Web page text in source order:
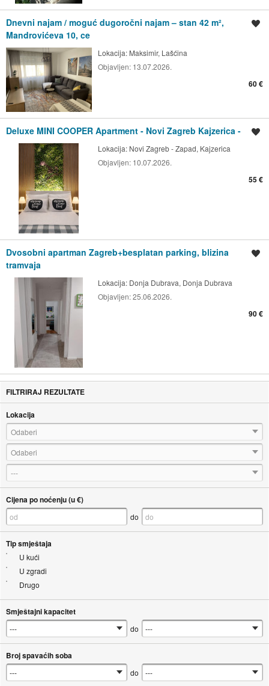
Dnevni najam / moguć dugoročni najam – stan 42 m²,
Mandrovićeva 10, ce
Lokacija: Maksimir, Lašćina
Objavljen: 13.07.2026.
60 €
Deluxe MINI COOPER Apartment - Novi Zagreb Kajzerica -
Lokacija: Novi Zagreb - Zapad, Kajzerica
Objavljen: 10.07.2026.
55 €
Dvosobni apartman Zagreb+besplatan parking, blizina
tramvaja
Lokacija: Donja Dubrava, Donja Dubrava
Objavljen:25.06.2026.
90 €
FILTRIRAJ REZULTATE
Lokacija
Odaberi
Odaberi
---
Cijena po noćenju (u €)
do
Tip smještaja
U kući
U zgradi
Drugo
Smještajni kapacitet
do
Broj spavaćih soba
do